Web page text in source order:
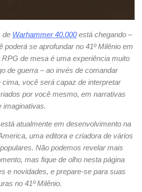
de Warhammer 40.000está chegando –
poderá se aprofundar no 41º Milênio em
RPG de mesa é uma experiência muito
de guerra – ao invés de comandar
você será capaz de interpretar
por você mesmo, em narrativas
imaginativas.
está atualmente em desenvolvimento na
uma editora e criadora de vários
Não podemos revelar mais
mas fique de olho nesta página
e novidades, e prepare-se para suas
no 41º Milênio.